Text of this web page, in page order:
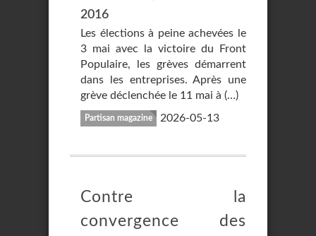
2016
Les élections à peine achevées le
3 mai avec la victoire du Front
Populaire, les grèves démarrent
dans les entreprises. Après une
grève déclenchée le 11 mai à (…)
Partisan magazine 2026-05-13
Contre la
convergence des